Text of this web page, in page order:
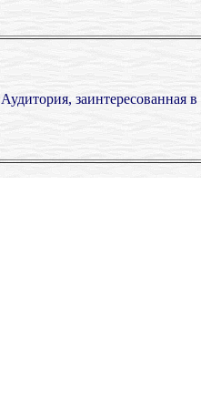
Аудитория, заинтересованная